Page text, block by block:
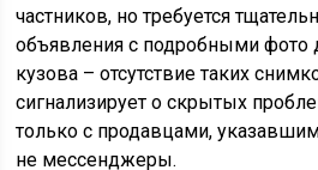
частников, но требуется
объявления с подробными фото
кузова – отсутствие таких
сигнализирует о скрытых
только с продавцами,
не мессенджеры.